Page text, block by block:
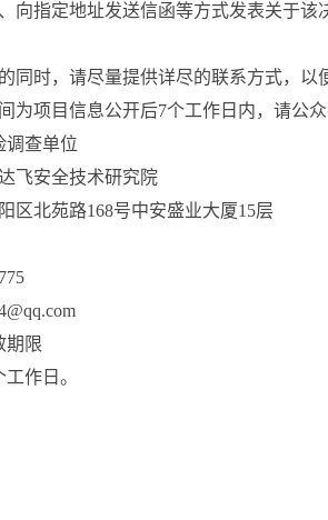
向指定地址发送信函等方式发表关于该
同时，请尽量提供详尽的联系方式，以
为项目信息公开后7个工作日内，请公
调查单位
飞安全技术研究院
区北苑路168号中安盛业大厦15层
期限
作日。